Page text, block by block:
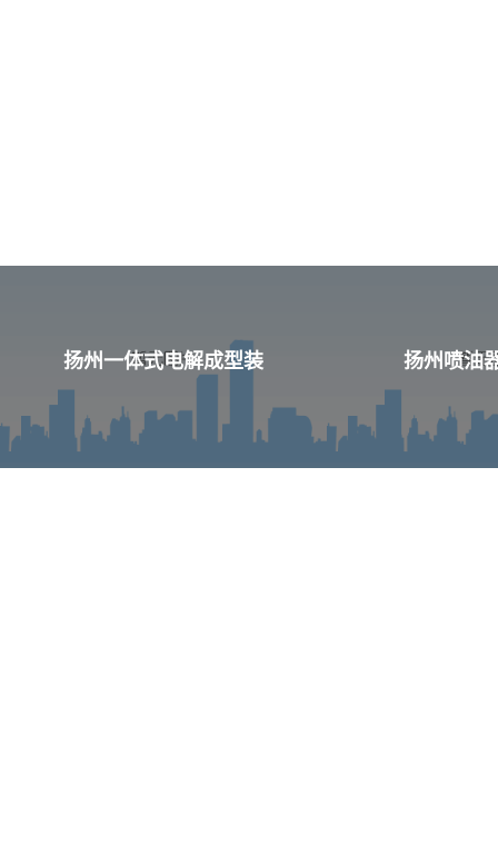
扬州一体式电解成型装 扬州喷油